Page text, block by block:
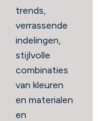
trends,
verrassende
indelingen,
stijlvolle
combinaties
van kleuren
en materialen
en